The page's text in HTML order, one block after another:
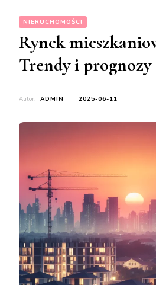
NIERUCHOMOŚCI
Rynek
Trendy i prognozy
Autor: ADMIN 2025-06-11